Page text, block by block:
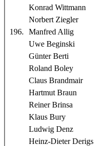
Konrad Wittmann
Norbert Ziegler
196.
Manfred Allig
Uwe Beginski
Günter Berti
Roland Boley
Claus Brandmair
Hartmut Braun
Reiner Brinsa
Klaus Bury
Ludwig Denz
Heinz-Dieter Derigs